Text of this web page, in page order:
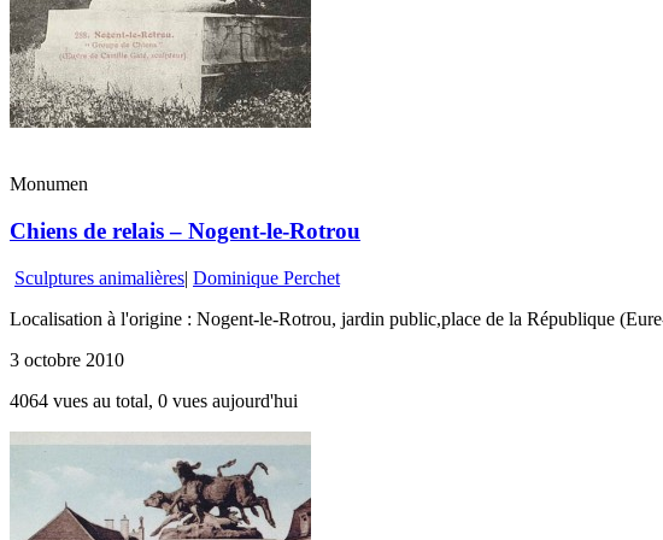
Monumen
Chiens de relais – Nogent-le-Rotrou
Sculptures animalières| Dominique Perchet
Localisation à l'origine : Nogent-le-Rotrou, jardin public,place de la République
3 octobre 2010
4064 vues au total, 0 vues aujourd'hui